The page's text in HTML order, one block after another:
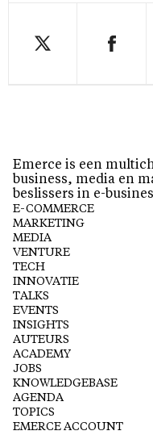
Emerce is een
business, media en
beslissers in e-
E-COMMERCE
MARKETING
MEDIA
VENTURE
TECH
INNOVATIE
TALKS
EVENTS
INSIGHTS
AUTEURS
ACADEMY
JOBS
KNOWLEDGEBASE
AGENDA
TOPICS
EMERCE ACCOUNT